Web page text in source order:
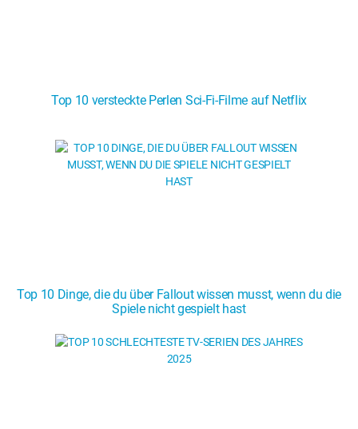
Top 10 versteckte Perlen Sci-Fi-Filme auf Netflix
Top 10 Dinge, die du über Fallout wissen musst, wenn du die
Spiele nicht gespielt hast